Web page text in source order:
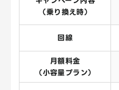
（乗り換え時）
回線
月額料金
（小容量プラン）